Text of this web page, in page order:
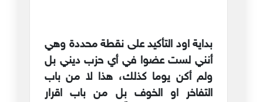
بداية اود التأكيد على نقطة محددة وهي
أنني لست عضوا في أي حزب ديني بل
ولم أكن يوما كذلك، هذا لا من باب
التفاخر او الخوف بل من باب اقرار